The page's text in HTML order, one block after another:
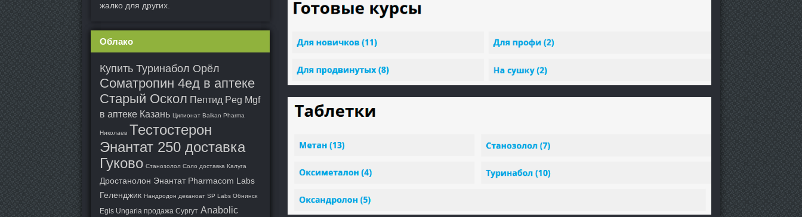
жалко для других.
Облако
Купить Туринабол Орёл
Cоматропин 4ед в аптеке
Старый Оскол Пептид Peg Mgf
в аптеке Казань Ципионат Balkan Pharma
Николаев Тестостерон
Энантат 250 доставка
Гуково Станозолол Соло доставка Калуга
Дростанолон Энантат Pharmacom Labs
Геленджик Нандродон деканоат SP Labs Обнинск
Egis Ungaria продажа Сургут Anabolic